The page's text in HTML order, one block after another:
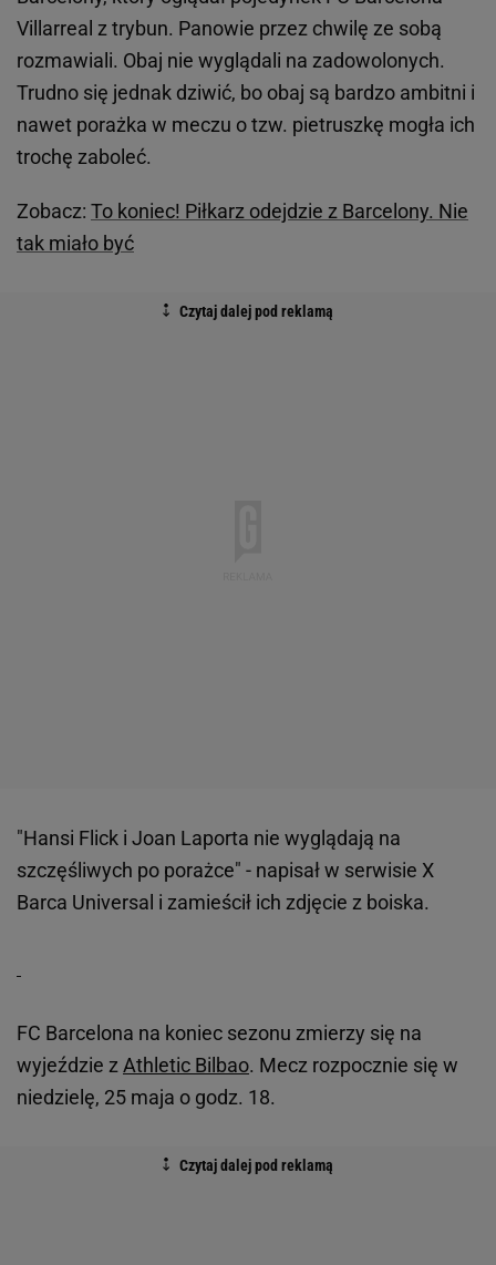
Villarreal z trybun. Panowie przez chwilę ze sobą
rozmawiali. Obaj nie wyglądali na zadowolonych.
Trudno się jednak dziwić, bo obaj są bardzo ambitni i
nawet porażka w meczu o tzw. pietruszkę mogła ich
trochę zaboleć.
Zobacz: To koniec! Piłkarz odejdzie z Barcelony. Nie
tak miało być
"Hansi Flick i Joan Laporta nie wyglądają na
szczęśliwych po porażce" - napisał w serwisie X
Barca Universal i zamieścił ich zdjęcie z boiska.
FC Barcelona na koniec sezonu zmierzy się na
wyjeździe z Athletic Bilbao. Mecz rozpocznie się w
niedzielę, 25 maja o godz. 18.